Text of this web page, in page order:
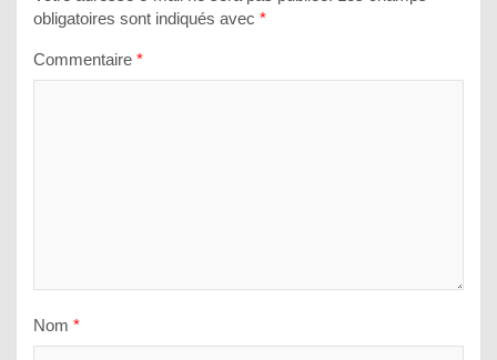
obligatoires sont indiqués avec *
Commentaire *
Nom *